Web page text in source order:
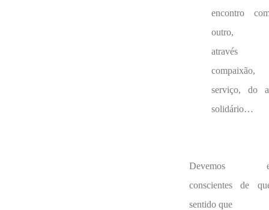
encontro
outro,
através
serviço, do
solidário…
Devemos
conscientes de
sentido que